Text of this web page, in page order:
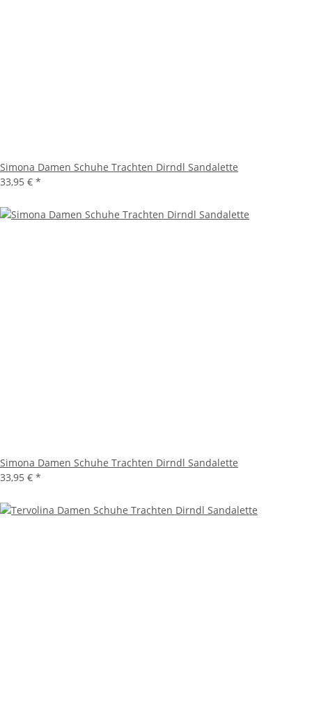
Simona Damen Schuhe Trachten Dirndl Sandalette
33,95 € *
Simona Damen Schuhe Trachten Dirndl Sandalette
33,95 € *